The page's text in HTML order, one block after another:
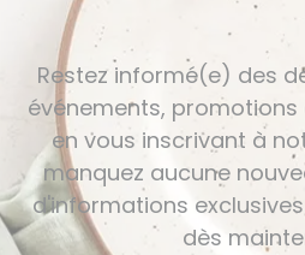
Restez informé(e) des
événements,
en vous inscrivant à
manquez aucune
d'informations
dès